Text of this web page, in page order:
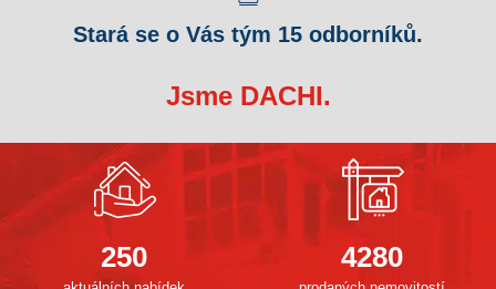
Stará se o Vás tým 15 odborníků.
Jsme DACHI.
250 4280